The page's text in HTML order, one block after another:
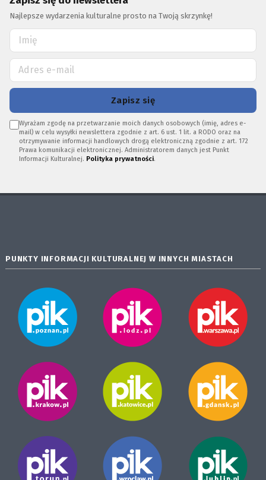
Najlepsze wydarzenia kulturalne prosto na Twoją skrzynkę!
Zapisz się
Wyrażam zgodę na przetwarzanie moich danych osobowych (imię, adres e-
mail) w celu wysyłki newslettera zgodnie z art. 6 ust. 1 lit. a RODO oraz na
otrzymywanie informacji handlowych drogą elektroniczną zgodnie z art. 172
Prawa komunikacji elektronicznej. Administratorem danych jest Punkt
Informacji Kulturalnej. Polityka prywatności.
PUNKTY INFORMACJI KULTURALNEJ W INNYCH MIASTACH